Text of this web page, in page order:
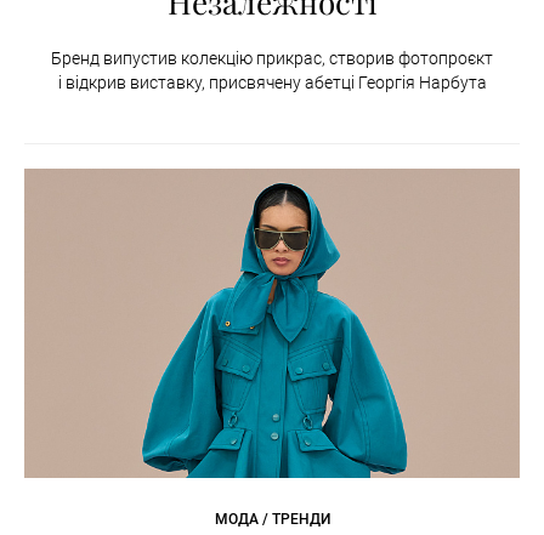
Бренд випустив колекцію прикрас, створив фотопроєкт
і відкрив виставку, присвячену абетці Георгія Нарбута
МОДА / ТРЕНДИ